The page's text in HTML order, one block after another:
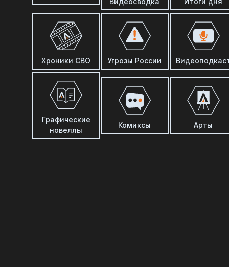
Хроники СВО Угрозы России
Графические
новеллы
Комиксы Арты